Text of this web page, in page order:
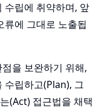
수립에 취약하며, 앞
류에 그대로 노출됩
을 보완하기 위해,
수립하고(Plan), 그
(Act) 접근법을 채택